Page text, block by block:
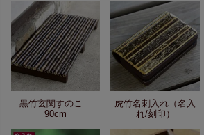
黒竹玄関すのこ
90cm
虎竹名刺入れ（名入
れ/刻印）